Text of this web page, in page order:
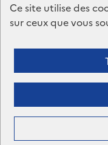
Ce site utilise des
sur ceux que vous
Espace usager
Suivez-nous
Contact presse